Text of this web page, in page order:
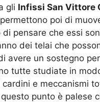
gli Infissi San Vittore
poi di
di pensare che essi
dei telai che
un sostegno
tutte studiate in
e meccanismi
punto è palese